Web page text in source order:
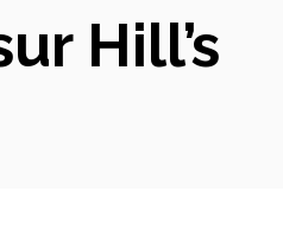
Hill’s